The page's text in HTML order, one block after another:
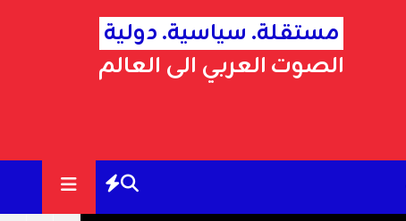
مستقلة. سياسية. دولية
الصوت العربي الى العالم